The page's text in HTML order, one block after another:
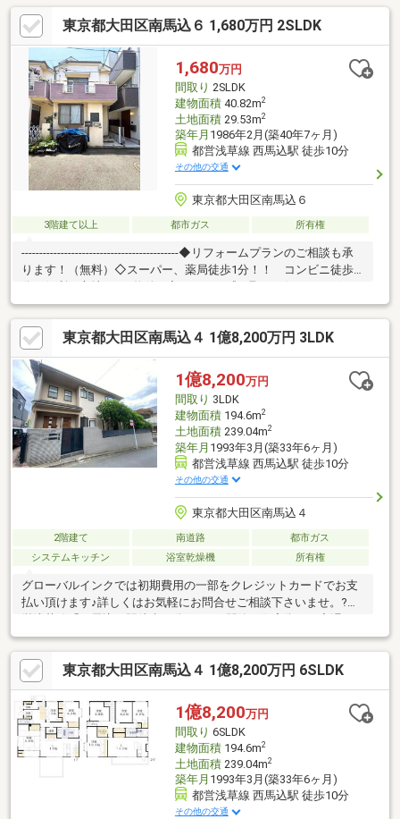
はゆとりある幅員5.2mの道路です《室内の特徴》・システムキッ
チンは、リビングを見渡せるカウンター式・1坪タイプの浴室には
テレビが付いてます・1階と3階にトイレがあります。・３部屋
（納戸含む）が７畳以上広々間取・梅田小学校まで約120ｍ・リ
ビングには床暖房があります・ウォシュレット付きトイレ（２ヶ
所）・システムキッチンは食洗器付き
東京都大田区南馬込６ 1,680万円 2SLDK
1,680万円
間取り 2SLDK
建物面積40.82m2
土地面積29.53m2
築年月 1986年2月(築40年7ヶ月)
都営浅草線 西馬込駅 徒歩10分
その他の交通
東京都大田区南馬込６
3階建て以上 都市ガス 所有権
--------------------------------------------◆リフォームプランのご相談も承
ります！（無料）◇スーパー、薬局徒歩1分！！ コンビニ徒歩4
ます。→詳しくは担当まで！■内見予約■見学予約ボタンまたはフ
リーダイヤルまで(^^)/ ■資料のご請求■【資料請求ボタン(無
料）】フリーダイヤル 【0120-97-3903】ご質問・ご相談もお気軽
にどうぞ☆■その他物件も多数ご紹介中■リビングコンシェルのHP
でCheck！https://www.living-concier.co.jp/
東京都大田区南馬込４ 1億8,200万円 3LDK
1億8,200万円
間取り 3LDK
建物面積194.6m2
土地面積239.04m2
築年月 1993年3月(築33年6ヶ月)
都営浅草線 西馬込駅 徒歩10分
その他の交通
東京都大田区南馬込４
2階建て 南道路
都市ガス
システムキッチン
浴室乾燥機 所有権
グローバルインクでは初期費用の一部をクレジットカードでお支
払い頂けます♪詳しくはお気軽にお問合せご相談下さいませ。?都
営浅草線「西馬込」駅徒歩10分です。?閑静な住宅街で、夜遅く
まで営業するスーパーがあり買い物環境も良好で落ち着いてお
り、ファミリー層にも人気のエリアです。?二世帯住宅です。?南
西向きの角地で開放感がございます。?食洗機・乾燥機など暮らし
に嬉しい設備が充実しています。?徒歩圏内にスーパーや学校など
があり、生活利便性に優れています。【無料】お車送迎サービス
を実施しております。
東京都大田区南馬込４ 1億8,200万円 6SLDK
1億8,200万円
間取り 6SLDK
建物面積194.6m2
土地面積239.04m2
築年月 1993年3月(築33年6ヶ月)
都営浅草線 西馬込駅 徒歩10分
その他の交通